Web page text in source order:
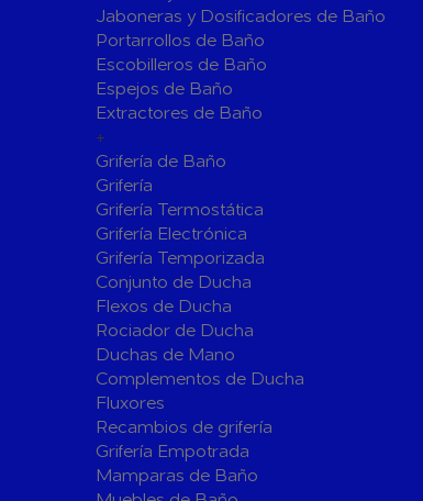
Sistemas de Energía Solar Fotovoltaica
Paneles
Accesorios
Fontanería
Accesorios para Instalación de Gas
Válvulas para Gas
Bombas
Bombas Sumergibles
Canalones Pluviales
Desagües
Válvulas de Desagüe
Accesorios para Desagüe
Fijaciones para Fontanería
Jaboneras y Dosificadores de Baño
Portarrollos de Baño
Escobilleros de Baño
Espejos de Baño
Extractores de Baño
+
Grifería de Baño
Grifería
Grifería Termostática
Grifería Electrónica
Grifería Temporizada
Conjunto de Ducha
Flexos de Ducha
Rociador de Ducha
Duchas de Mano
Complementos de Ducha
Fluxores
Recambios de grifería
Grifería Empotrada
Mamparas de Baño